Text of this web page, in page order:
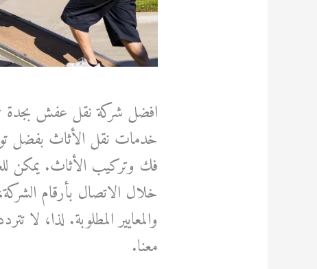
افضل شركة نقل عفش بجدة
خدمات نقل الأثاث بفضل
فك وتركيب الأثاث. يمكن
خلال الاتصال بأرقام
والمعايير المطلوبة. لذا،
معنا.